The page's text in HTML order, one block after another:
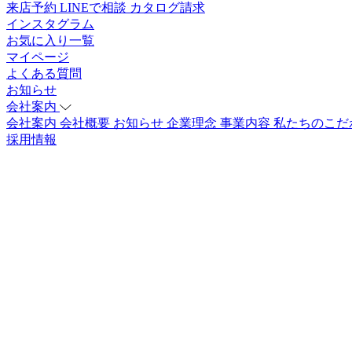
来店予約 LINEで相談 カタログ請求
インスタグラム
お気に入り一覧
マイページ
よくある質問
お知らせ
会社案内
会社案内 会社概要 お知らせ 企業理念 事業内容 私たちのこだ
採用情報